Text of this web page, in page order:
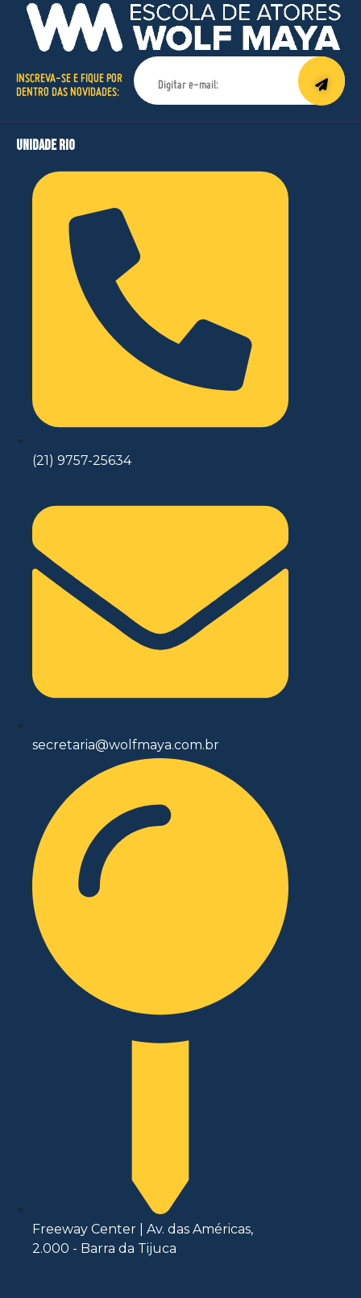
INSCREVA-SE E FIQUE POR
DENTRO DAS NOVIDADES:
unidade rio
(21) 9757-25634
secretaria@wolfmaya.com.br
Freeway Center | Av. das Américas,
2.000 - Barra da Tijuca